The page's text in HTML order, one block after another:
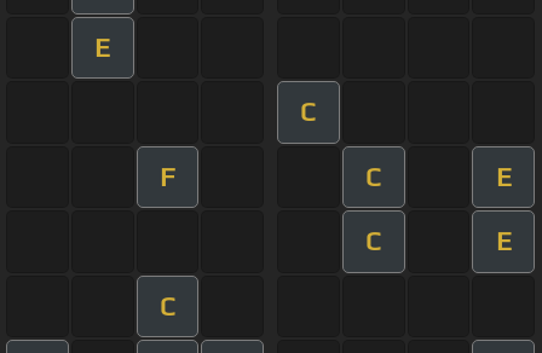
E
C
F C E
C E
C